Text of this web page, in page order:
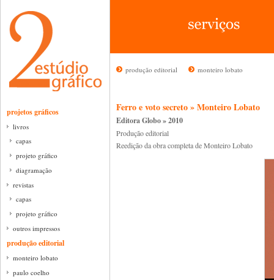
projetos gráficos
livros
capas
projeto gráfico
diagramação
revistas
capas
projeto gráfico
outros impressos
produção editorial
monteiro lobato
paulo coelho
produção editorial monteiro lobato
Ferro e voto secreto » Monteiro Lobato
Editora Globo » 2010
Produção editorial
Reedição da obra completa de Monteiro Lobato